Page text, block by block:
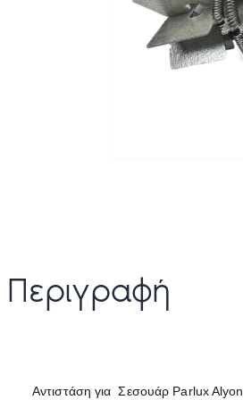
Περιγραφή
Αντιστάση για Σεσουάρ Parlux Alyon